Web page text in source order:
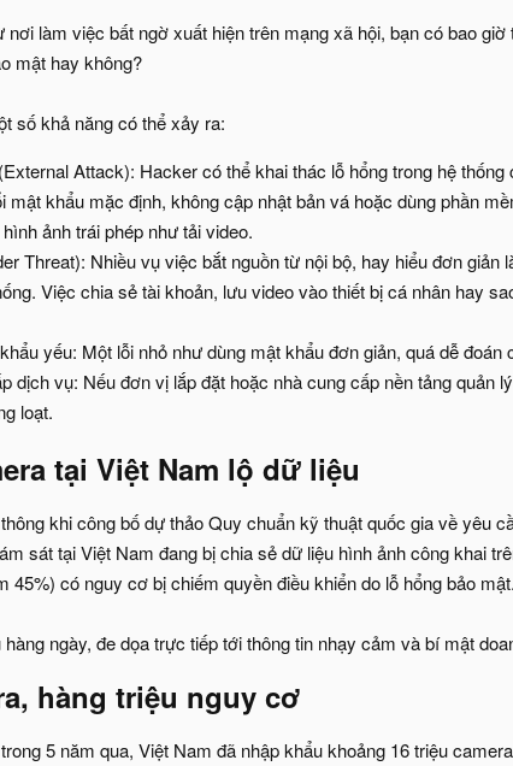
làm việc bất ngờ xuất hiện trên mạng xã hội, bạn có bao
mật hay không?
số khả năng có thể xảy ra:
Attack): Hacker có thể khai thác lỗ hổng trong hệ
mật khẩu mặc định, không cập nhật bản vá hoặc dùng phần
ảnh trái phép như tải video.
Threat): Nhiều vụ việc bắt nguồn từ nội bộ, hay hiểu đơn
Việc chia sẻ tài khoản, lưu video vào thiết bị cá nhân hay
yếu: Một lỗi nhỏ như dùng mật khẩu đơn giản, quá dễ đoán
dịch vụ: Nếu đơn vị lắp đặt hoặc nhà cung cấp nền tảng quản
loạt.
tại Việt Nam lộ dữ liệu​
khi công bố dự thảo Quy chuẩn kỹ thuật quốc gia về yêu
sát tại Việt Nam đang bị chia sẻ dữ liệu hình ảnh công khai
45%) có nguy cơ bị chiếm quyền điều khiển do lỗ hổng bảo mật.
ngày, đe dọa trực tiếp tới thông tin nhạy cảm và bí mật
hàng triệu nguy cơ​
5 năm qua, Việt Nam đã nhập khẩu khoảng 16 triệu